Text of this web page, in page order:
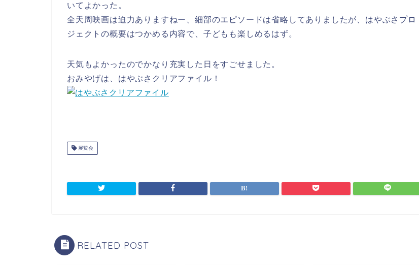
いてよかった。
全天周映画は迫力ありますねー、細部のエピソードは省略してありましたが、はやぶさプロ
ジェクトの概要はつかめる内容で、子どもも楽しめるはず。
天気もよかったのでかなり充実した日をすごせました。
おみやげは、はやぶさクリアファイル！
展覧会
RELATED POST